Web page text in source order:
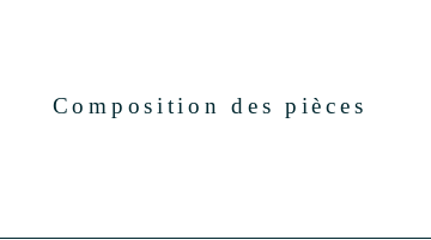
Composition des pièces